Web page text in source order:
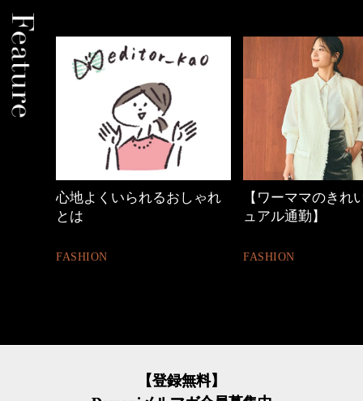
【ワーママのきれいめカジ
ュアル通勤】
FASHION
優木まおみさん「
割。」
LIFESTYLE
【登録無料】